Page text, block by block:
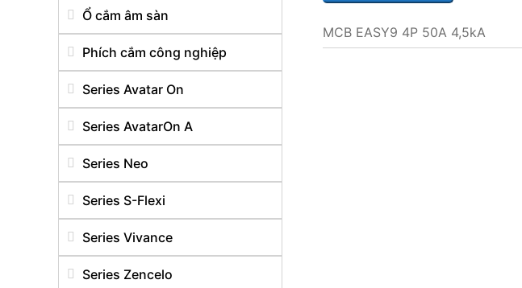
Ổ cắm âm sàn
Phích cắm công nghiệp
Series Avatar On
Series AvatarOn A
Series Neo
Series S-Flexi
Series Vivance
Series Zencelo
MCB EASY9 4P 50A 4,5kA